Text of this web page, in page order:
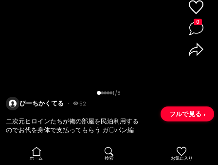
1/8
ぴーちかくてる ・ 52
二次元ヒロインたちが俺の部屋を民泊利用する
のでお代を身体で支払ってもらう ガ〇パン編
フルで見る ›
0
ホーム 検索 お気に入り